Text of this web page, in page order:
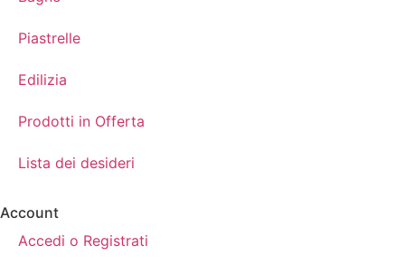
Piastrelle
Edilizia
Prodotti in Offerta
Lista dei desideri
Account
Accedi o Registrati